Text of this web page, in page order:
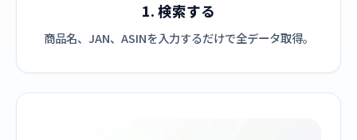
1. 検索する
商品名、JAN、ASINを入力するだけで全データ取得。